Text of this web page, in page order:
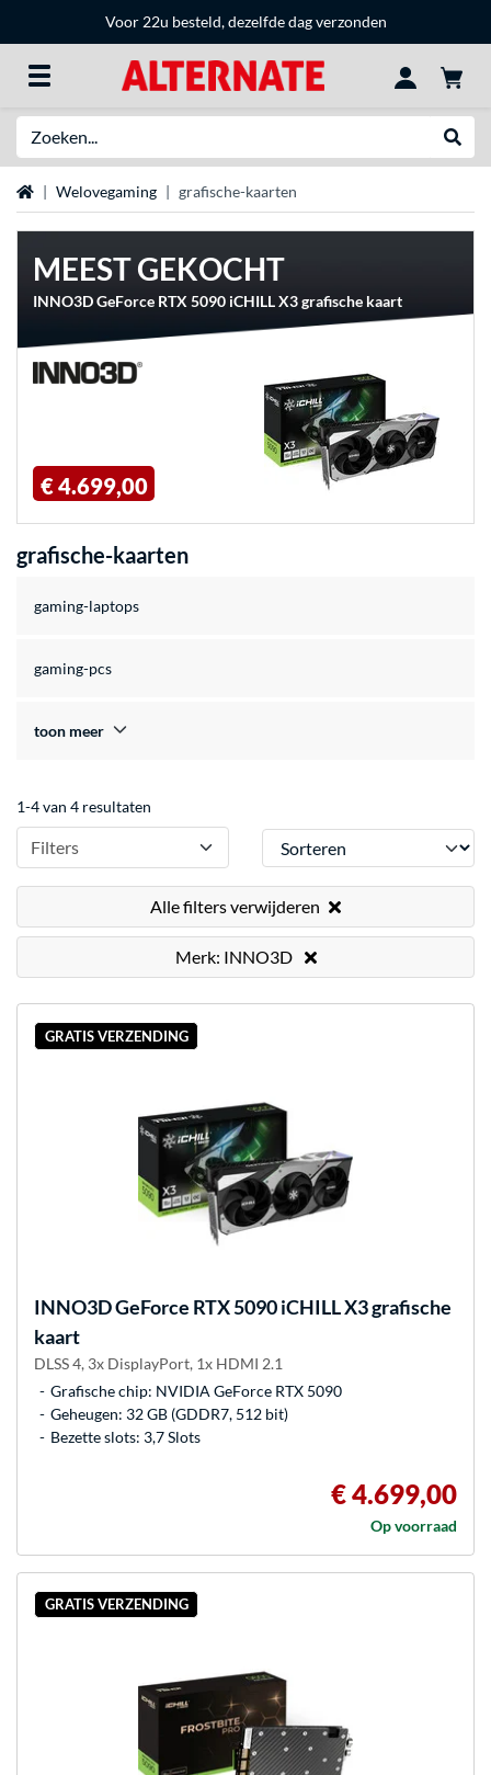
Voor 22u besteld, dezelfde dag verzonden
HomeWelovegaming grafische-kaarten
MEEST GEKOCHT
INNO3D GeForce RTX 5090 iCHILL X3 grafische kaart
€ 4.699,00
grafische-kaarten
gaming-laptops
gaming-pcs
toon meer
1-4 van 4 resultaten
Filters Sorteren
Alle filters verwijderen
Merk: INNO3D
GRATIS VERZENDING
INNO3DGeForce RTX 5090 iCHILL X3 grafische
kaart
DLSS 4, 3x DisplayPort, 1x HDMI 2.1
Grafische chip: NVIDIA GeForce RTX 5090
Geheugen: 32 GB (GDDR7, 512 bit)
Bezette slots: 3,7 Slots
€ 4.699,00
Op voorraad
GRATIS VERZENDING